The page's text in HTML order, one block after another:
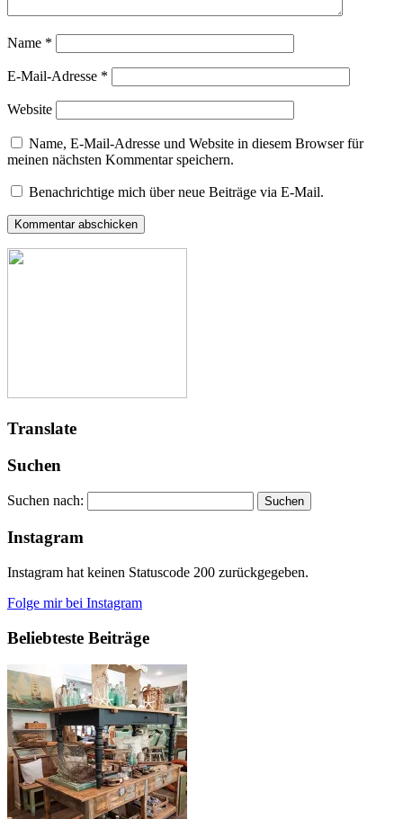
Name *
E-Mail-Adresse *
Website
Name, E-Mail-Adresse und Website in diesem Browser für
meinen nächsten Kommentar speichern.
Benachrichtige mich über neue Beiträge via E-Mail.
Translate
Suchen
Suchen nach:
Instagram
Instagram hat keinen Statuscode 200 zurückgegeben.
Folge mir bei Instagram
Beliebteste Beiträge